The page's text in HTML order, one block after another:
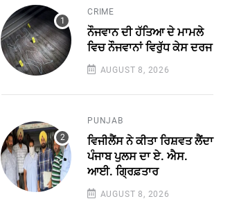
CRIME
ਨੌਜਵਾਨ ਦੀ ਹੱਤਿਆ ਦੇ ਮਾਮਲੇ
ਵਿਚ ਨੌਜਵਾਨਾਂ ਵਿਰੁੱਧ ਕੇਸ ਦਰਜ
AUGUST 8, 2026
PUNJAB
ਵਿਜੀਲੈਂਸ ਨੇ ਕੀਤਾ ਰਿਸ਼ਵਤ ਲੈਂਦਾ
ਪੰਜਾਬ ਪੁਲਸ ਦਾ ਏ. ਐਸ.
ਆਈ. ਗ੍ਰਿਫ਼ਤਾਰ
AUGUST 8, 2026